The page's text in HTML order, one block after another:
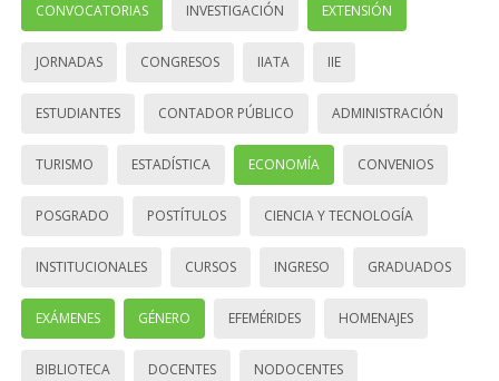
CONVOCATORIAS INVESTIGACIÓN EXTENSIÓN
JORNADAS CONGRESOS IIATA IIE
ESTUDIANTES CONTADOR PÚBLICO ADMINISTRACIÓN
TURISMO ESTADÍSTICA ECONOMÍA CONVENIOS
POSGRADO POSTÍTULOS CIENCIA Y TECNOLOGÍA
INSTITUCIONALES CURSOS INGRESO GRADUADOS
EXÁMENES GÉNERO EFEMÉRIDES HOMENAJES
BIBLIOTECA DOCENTES NODOCENTES